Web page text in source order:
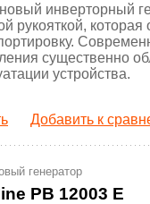
инверторный
рукояткой, которая
существенно
устройства.
Добавить к
генератор
PB 12003 E